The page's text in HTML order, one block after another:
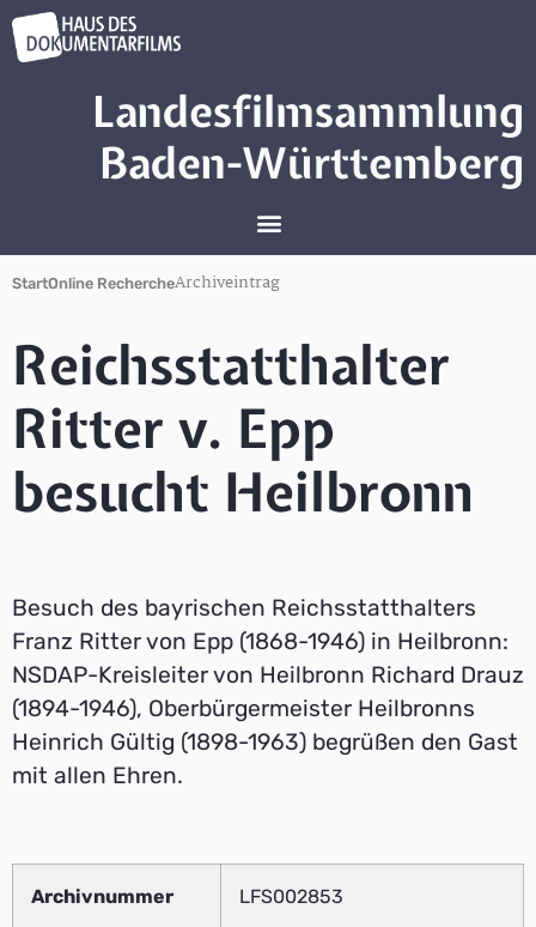
Landesfilmsammlung
Baden-Württemberg
StartOnline RechercheArchiveintrag
Reichsstatthalter
Ritter v. Epp
besucht Heilbronn
Besuch des bayrischen Reichsstatthalters
Franz Ritter von Epp (1868-1946) in Heilbronn:
NSDAP-Kreisleiter von Heilbronn Richard Drauz
(1894-1946), Oberbürgermeister Heilbronns
Heinrich Gültig (1898-1963) begrüßen den Gast
mit allen Ehren.
Archivnummer LFS002853